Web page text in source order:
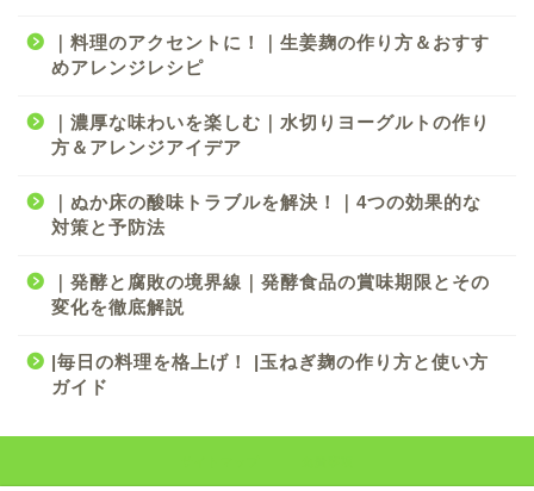
｜料理のアクセントに！｜生姜麹の作り方＆おすす
めアレンジレシピ
｜濃厚な味わいを楽しむ｜水切りヨーグルトの作り
方＆アレンジアイデア
｜ぬか床の酸味トラブルを解決！｜4つの効果的な
対策と予防法
｜発酵と腐敗の境界線｜発酵食品の賞味期限とその
変化を徹底解説
|毎日の料理を格上げ！ |玉ねぎ麹の作り方と使い方
ガイド